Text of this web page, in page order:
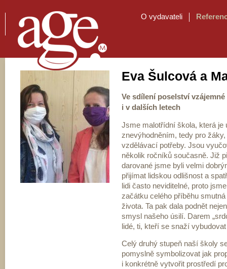
O vydavateli
Eva Šulcová a
Ve sdílení poselství
i v dalších letech
Jsme malotřídní škola, která
znevýhodněním, tedy pro
vzdělávací potřeby. Jsou
několik ročníků současně. Již
darované jsme byli velmi
přijímat lidskou odlišnost a
lidi často neviditelné, proto
začátku celého příběhu
života. Ta pak dala podnět
smysl našeho úsilí. Darem
lidé, ti, kteří se snaží
Celý druhý stupeň naší školy
pomyslně symbolizovat jak
i konkrétně vytvořit prostředí